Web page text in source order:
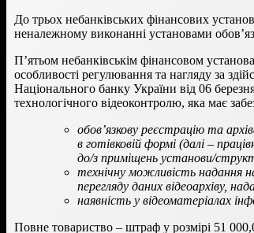
До трьох небанківських фінансових
неналежному виконанні установами
П’ятьом небанківськім фінансовом
особливості регулювання та нагляду за
Національного банку України від 06
технологічного відеоконтролю, яка має
обов’язкову реєстрацію та
в готівковій формі (далі –
до/з приміщень установи/
технічну можливість надання на
перегляду даних відеоархіву,
наявність у відеоматеріалах
Повне товариство – штраф у розмірі 51